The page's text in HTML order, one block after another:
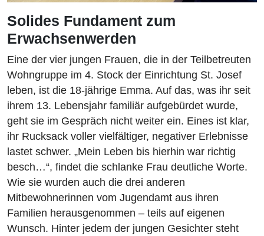
Solides Fundament zum
Erwachsenwerden
Eine der vier jungen Frauen, die in der Teilbetreuten
Wohngruppe im 4. Stock der Einrichtung St. Josef
leben, ist die 18-jährige Emma. Auf das, was ihr seit
ihrem 13. Lebensjahr familiär aufgebürdet wurde,
geht sie im Gespräch nicht weiter ein. Eines ist klar,
ihr Rucksack voller vielfältiger, negativer Erlebnisse
lastet schwer. „Mein Leben bis hierhin war richtig
besch…“, findet die schlanke Frau deutliche Worte.
Wie sie wurden auch die drei anderen
Mitbewohnerinnen vom Jugendamt aus ihren
Familien herausgenommen – teils auf eigenen
Wunsch. Hinter jedem der jungen Gesichter steht